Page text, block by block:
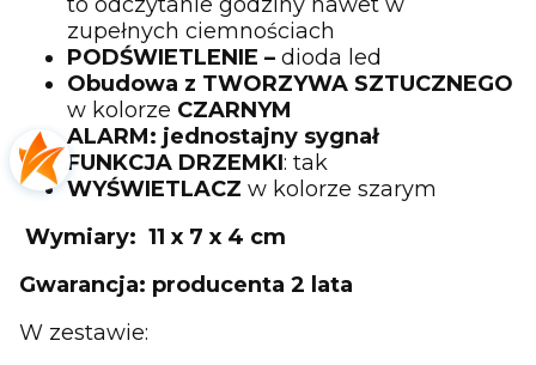
zupełnych ciemnościach
PODŚWIETLENIE – dioda led
Obudowa z TWORZYWA SZTUCZNEGO
w kolorze CZARNYM
ALARM: jednostajny sygnał
FUNKCJA DRZEMKI: tak
WYŚWIETLACZ w kolorze szarym
Wymiary: 11 x 7 x 4 cm
Gwarancja: producenta 2 lata
W zestawie: